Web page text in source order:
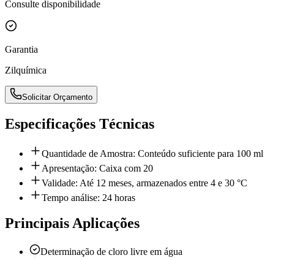
Consulte disponibilidade
Garantia
Zilquímica
Solicitar Orçamento
Especificações Técnicas
Quantidade de Amostra: Conteúdo suficiente para 100 ml
Apresentação: Caixa com 20
Validade: Até 12 meses, armazenados entre 4 e 30 °C
Tempo análise: 24 horas
Principais Aplicações
Determinação de cloro livre em água